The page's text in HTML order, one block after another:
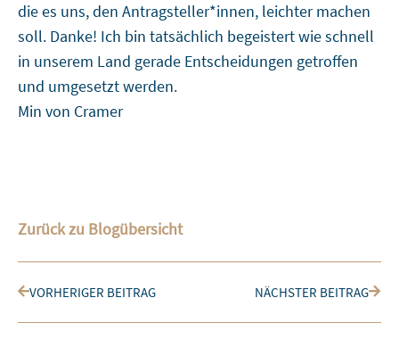
die es uns, den Antragsteller*innen, leichter machen
soll. Danke! Ich bin tatsächlich begeistert wie schnell
in unserem Land gerade Entscheidungen getroffen
und umgesetzt werden.
Min von Cramer
Zurück zu Blogübersicht
VORHERIGER BEITRAG NÄCHSTER BEITRAG